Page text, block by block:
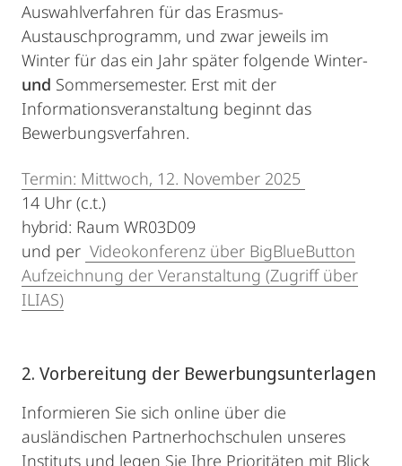
Auswahlverfahren für das Erasmus-
Austauschprogramm, und zwar jeweils im
Winter für das ein Jahr später folgende Winter-
und Sommersemester. Erst mit der
Informationsveranstaltung beginnt das
Bewerbungsverfahren.
Termin: Mittwoch, 12. November 2025
14 Uhr (c.t.)
hybrid: Raum WR03D09
und per Videokonferenz über BigBlueButton
Aufzeichnung der Veranstaltung (Zugriff über
ILIAS)
2. Vorbereitung der Bewerbungsunterlagen
Informieren Sie sich online über die
ausländischen Partnerhochschulen unseres
Instituts und legen Sie Ihre Prioritäten mit Blick